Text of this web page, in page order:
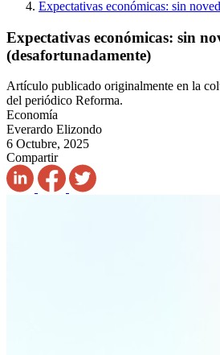
Expectativas económicas: sin
Expectativas económicas: sin
(desafortunadamente)
Artículo publicado originalmente en la
del periódico Reforma.
Economía
Everardo Elizondo
6 Octubre, 2025
Compartir